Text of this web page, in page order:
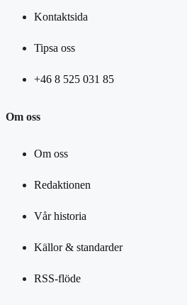
Kontaktsida
Tipsa oss
+46 8 525 031 85
Om oss
Om oss
Redaktionen
Vår historia
Källor & standarder
RSS-flöde